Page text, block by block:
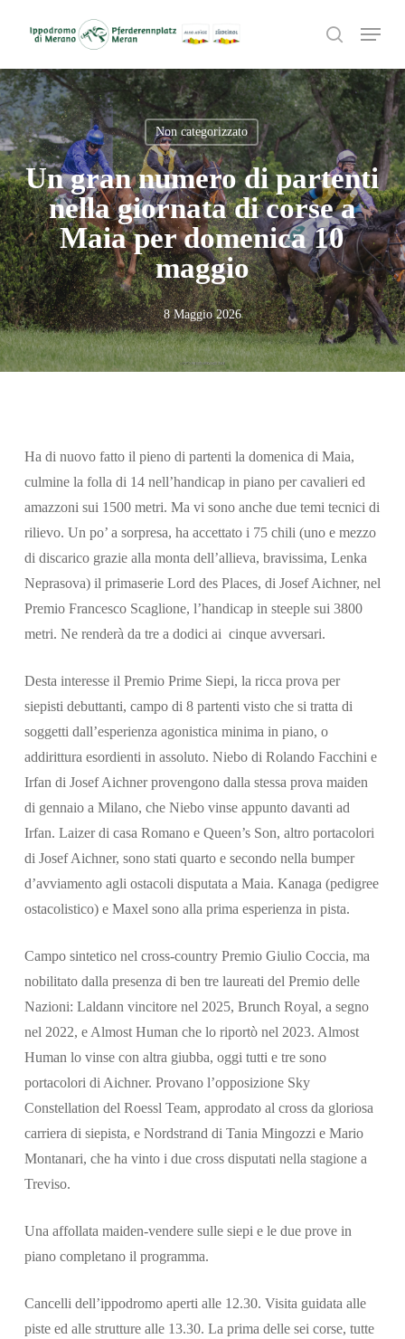
content
search
Menu
Non categorizzato
Un gran numero di partenti
nella giornata di corse a
Maia per domenica 10
maggio
8 Maggio 2026
Ha di nuovo fatto il pieno di partenti la domenica di Maia,
culmine la folla di 14 nell’handicap in piano per cavalieri ed
amazzoni sui 1500 metri. Ma vi sono anche due temi tecnici di
rilievo. Un po’ a sorpresa, ha accettato i 75 chili (uno e mezzo
di discarico grazie alla monta dell’allieva, bravissima, Lenka
Neprasova) il primaserie Lord des Places, di Josef Aichner, nel
Premio Francesco Scaglione, l’handicap in steeple sui 3800
metri. Ne renderà da tre a dodici ai cinque avversari.
Desta interesse il Premio Prime Siepi, la ricca prova per
siepisti debuttanti, campo di 8 partenti visto che si tratta di
soggetti dall’esperienza agonistica minima in piano, o
addirittura esordienti in assoluto. Niebo di Rolando Facchini e
Irfan di Josef Aichner provengono dalla stessa prova maiden
di gennaio a Milano, che Niebo vinse appunto davanti ad
Irfan. Laizer di casa Romano e Queen’s Son, altro portacolori
di Josef Aichner, sono stati quarto e secondo nella bumper
d’avviamento agli ostacoli disputata a Maia. Kanaga (pedigree
ostacolistico) e Maxel sono alla prima esperienza in pista.
Campo sintetico nel cross-country Premio Giulio Coccia, ma
nobilitato dalla presenza di ben tre laureati del Premio delle
Nazioni: Laldann vincitore nel 2025, Brunch Royal, a segno
nel 2022, e Almost Human che lo riportò nel 2023. Almost
Human lo vinse con altra giubba, oggi tutti e tre sono
portacolori di Aichner. Provano l’opposizione Sky
Constellation del Roessl Team, approdato al cross da gloriosa
carriera di siepista, e Nordstrand di Tania Mingozzi e Mario
Montanari, che ha vinto i due cross disputati nella stagione a
Treviso.
Una affollata maiden-vendere sulle siepi e le due prove in
piano completano il programma.
Cancelli dell’ippodromo aperti alle 12.30. Visita guidata alle
piste ed alle strutture alle 13.30. La prima delle sei corse, tutte